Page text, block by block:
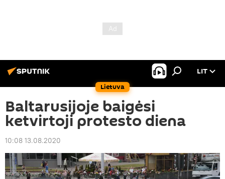
Lietuva
LIT
Baltarusijoje baigėsi
ketvirtoji protesto diena
10:08 13.08.2020